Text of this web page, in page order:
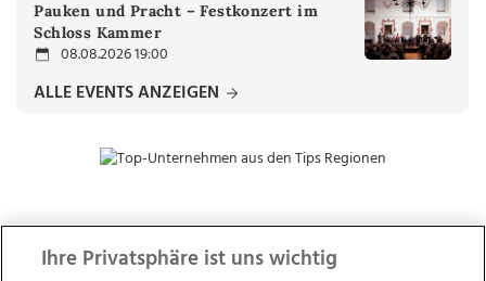
Pauken und Pracht – Festkonzert im
Schloss Kammer
08.08.2026 19:00
ALLE EVENTS ANZEIGEN
ZUR NACHRICHTENÜBERSICHT
Ihre Privatsphäre ist uns wichtig